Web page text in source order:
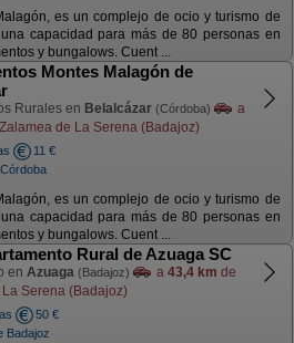
es un complejo de ocio y turismo de
capacidad para más de 80 personas en
y bungalows. Cuent ...
Montes Malagón de
Rurales en Belalcázar (Córdoba)
a
de La Serena (Badajoz)
11 €
es un complejo de ocio y turismo de
capacidad para más de 80 personas en
y bungalows. Cuent ...
Rural de Azuaga SC
en Azuaga (Badajoz) a 43,4 km de
Serena (Badajoz)
50 €
Badajoz